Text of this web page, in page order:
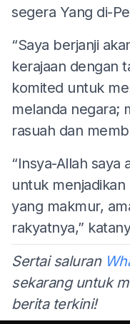
segera Yang di-
“Saya berjanji
kerajaan dengan
komited untuk
melanda negara;
rasuah dan
“Insya-Allah saya
untuk
yang makmur,
rakyatnya,”
Sertai saluran
sekarang untuk
berita terkini!